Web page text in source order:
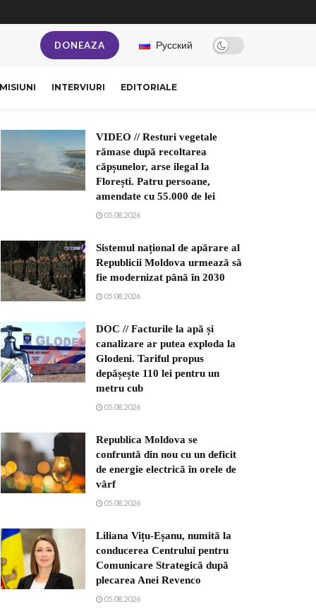
DONEAZA Русский
INTERVIURI EDITORIALE
VIDEO // Resturi vegetale
rămase după recoltarea
căpșunelor, arse ilegal la
Florești. Patru persoane,
amendate cu 55.000 de lei
05.08.2026
Sistemul național de apărare al
Republicii Moldova urmează să
fie modernizat până în 2030
05.08.2026
DOC // Facturile la apă și
canalizare ar putea exploda la
Glodeni. Tariful propus
depășește 110 lei pentru un
metru cub
05.08.2026
Republica Moldova se
confruntă din nou cu un deficit
de energie electrică în orele de
vârf
05.08.2026
Liliana Vițu-Eșanu, numită la
conducerea Centrului pentru
Comunicare Strategică după
plecarea Anei Revenco
05.08.2026